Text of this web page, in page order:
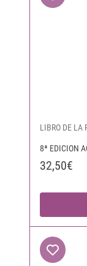
LIBRO DE LA
8ª EDICION
32,50€